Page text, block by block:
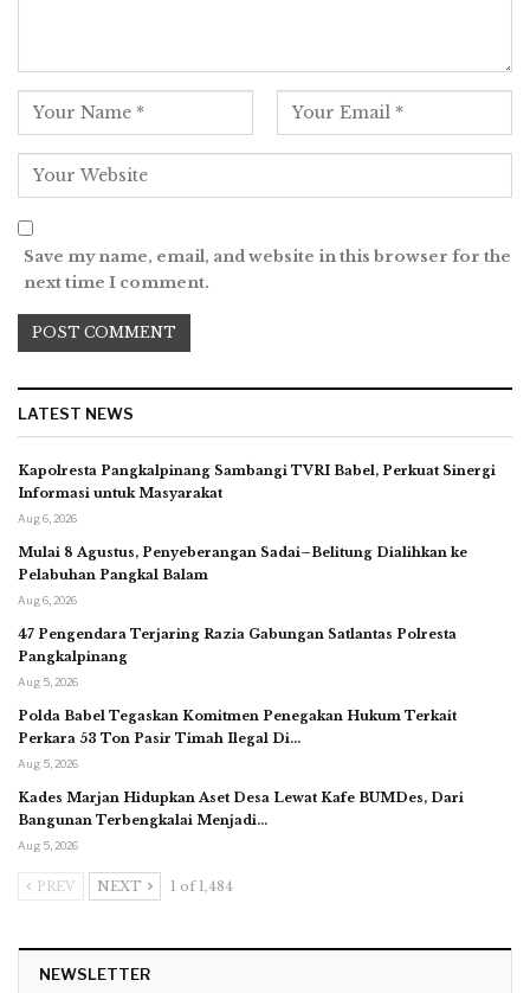
Save my name, email, and website in this browser for the
next time I comment.
LATEST NEWS
Kapolresta Pangkalpinang Sambangi TVRI Babel, Perkuat Sinergi
Informasi untuk Masyarakat
Aug 6, 2026
Mulai 8 Agustus, Penyeberangan Sadai–Belitung Dialihkan ke
Pelabuhan Pangkal Balam
Aug 6, 2026
47 Pengendara Terjaring Razia Gabungan Satlantas Polresta
Pangkalpinang
Aug 5, 2026
Polda Babel Tegaskan Komitmen Penegakan Hukum Terkait
Perkara 53 Ton Pasir Timah Ilegal Di…
Aug 5, 2026
Kades Marjan Hidupkan Aset Desa Lewat Kafe BUMDes, Dari
Bangunan Terbengkalai Menjadi…
Aug 5, 2026
PREV NEXT 1 of 1,484
NEWSLETTER